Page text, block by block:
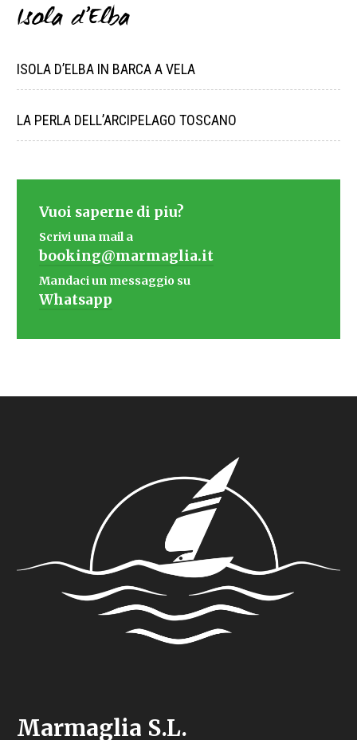
Isola d’Elba
ISOLA D’ELBA IN BARCA A VELA
LA PERLA DELL’ARCIPELAGO TOSCANO
Vuoi saperne di piu?
Scrivi una mail a
booking@marmaglia.it
Mandaci un messaggio su
Whatsapp
Marmaglia S.L.